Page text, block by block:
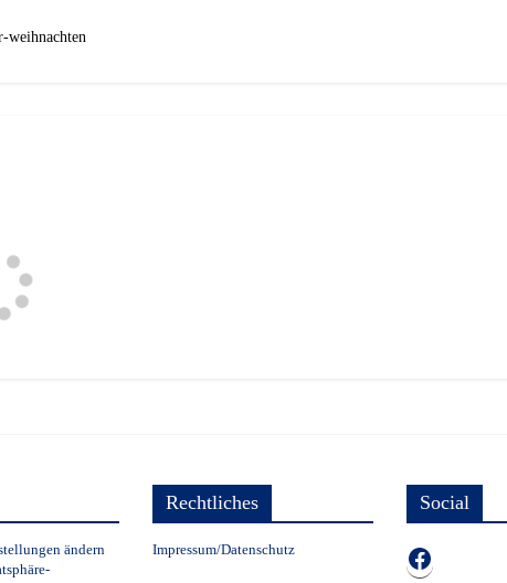
ändern
Rechtliches
Impressum/Datenschutz
Social
TB auf Facebook